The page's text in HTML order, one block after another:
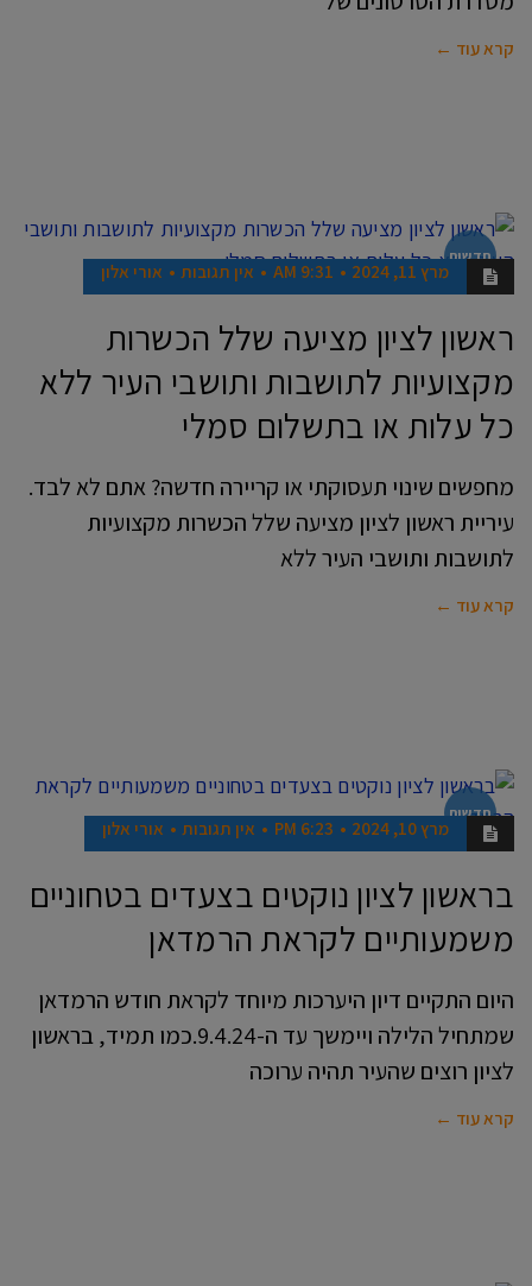
קרא עוד ←
חדשות
מרץ 11, 2024 9:31 AM אין תגובות אורי אלון
ראשון לציון מציעה שלל הכשרות
מקצועיות לתושבות ותושבי העיר ללא
כל עלות או בתשלום סמלי
מחפשים שינוי תעסוקתי או קריירה חדשה? אתם לא לבד.
עיריית ראשון לציון מציעה שלל הכשרות מקצועיות
לתושבות ותושבי העיר ללא
קרא עוד ←
חדשות
מרץ 10, 2024 6:23 PM אין תגובות אורי אלון
בראשון לציון נוקטים בצעדים בטחוניים
משמעותיים לקראת הרמדאן
היום התקיים דיון היערכות מיוחד לקראת חודש הרמדאן
שמתחיל הלילה ויימשך עד ה-9.4.24.כמו תמיד, בראשון
לציון רוצים שהעיר תהיה ערוכה
קרא עוד ←